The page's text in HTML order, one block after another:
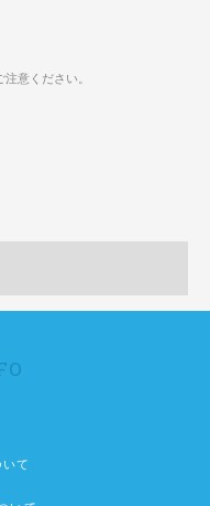
意ください。
て